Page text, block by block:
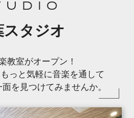
スタジオ
教室がオープン！
っと気軽に音楽を通して
を見つけてみませんか。